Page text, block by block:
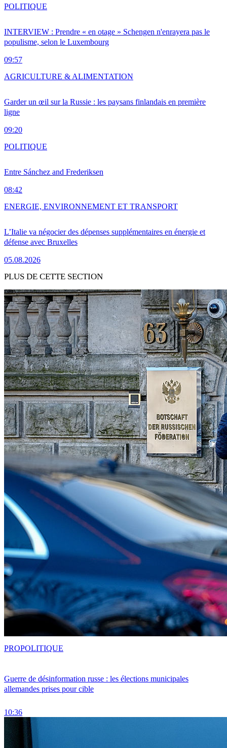
INTERVIEW : Prendre « en otage » Schengen n'enrayera pas le
populisme, selon le Luxembourg
09:57
POLITIQUE
Garder un œil sur la Russie : les paysans finlandais en première
ligne
09:20
AGRICULTURE & ALIMENTATION
Entre Sánchez and Frederiksen
08:42
POLITIQUE
L’Italie va négocier des dépenses supplémentaires en énergie et
défense avec Bruxelles
05.08.2026
ENERGIE, ENVIRONNEMENT ET TRANSPORT
PLUS DE CETTE SECTION
Guerre de désinformation russe : les élections municipales
allemandes prises pour cible
10:36
PROPOLITIQUE